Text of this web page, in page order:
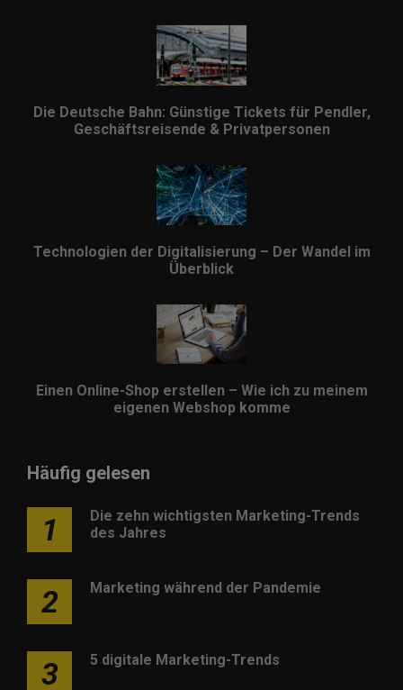
Die Deutsche Bahn: Günstige Tickets für Pendler,
Geschäftsreisende & Privatpersonen
Technologien der Digitalisierung – Der Wandel im
Überblick
Einen Online-Shop erstellen – Wie ich zu meinem
eigenen Webshop komme
Häufig gelesen
1
Die zehn wichtigsten Marketing-Trends
des Jahres
2 Marketing während der Pandemie
3 5 digitale Marketing-Trends